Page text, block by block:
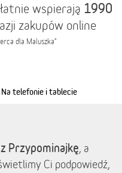
wspierają 1990
zakupów online
dla Maluszka"
Na telefonie i tablecie
Przypominajkę, a
Ci podpowiedź,